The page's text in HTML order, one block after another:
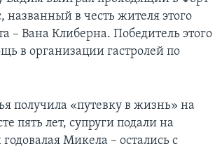
в честь жителя этого
– Вана Клиберна. Победитель этого
в организации гастролей по
получила «путевку в жизнь» на
пять лет, супруги подали на
Микела – остались с